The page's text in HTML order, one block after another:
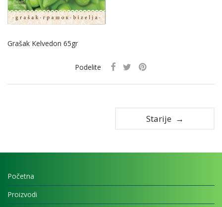
Grašak Kelvedon 65gr
Podelite
Starije →
Početna
Proizvodi